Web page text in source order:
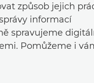
způsob jejich
informací
spravujeme
Pomůžeme i